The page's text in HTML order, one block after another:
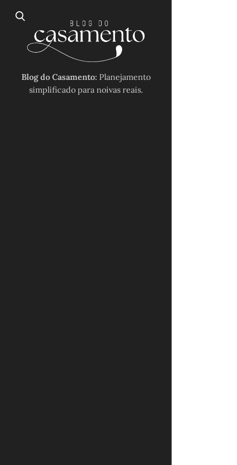
Blog do Casamento: Planejamento
simplificado para noivas reais.